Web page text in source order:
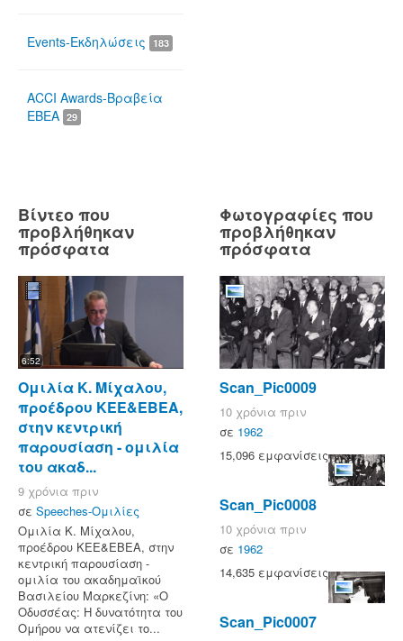
Events-Εκδηλώσεις 183
ACCI Awards-Βραβεία
ΕΒΕΑ 29
Βίντεο που
προβλήθηκαν
πρόσφατα
6:52
Ομιλία Κ. Μίχαλου,
προέδρου ΚΕΕ&ΕΒΕΑ,
στην κεντρική
παρουσίαση - ομιλία
του ακαδ...
9 χρόνια πριν
σε Speeches-Ομιλίες
Ομιλία Κ. Μίχαλου,
προέδρου ΚΕΕ&ΕΒΕΑ, στην
κεντρική παρουσίαση -
ομιλία του ακαδημαϊκού
Βασιλείου Μαρκεζίνη: «Ο
Οδυσσέας: Η δυνατότητα του
Ομήρου να ατενίζει το...
Φωτογραφίες που
προβλήθηκαν
πρόσφατα
Scan_Pic0009
10 χρόνια πριν
σε 1962
15,096 εμφανίσεις
Scan_Pic0008
10 χρόνια πριν
σε 1962
14,635 εμφανίσεις
Scan_Pic0007